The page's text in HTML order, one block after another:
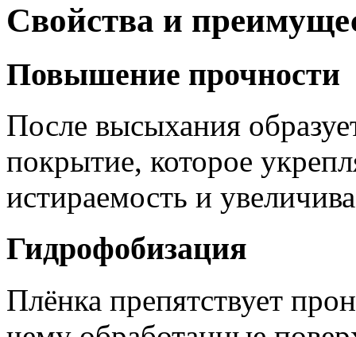
Свойства и
Повышение прочности
После высыхания
покрытие, которое
истираемость и
Гидрофобизация
Плёнка препятствует